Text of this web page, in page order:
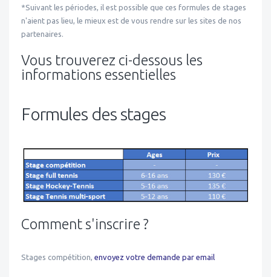
*Suivant les périodes, il est possible que ces formules de stages
n'aient pas lieu, le mieux est de vous rendre sur les sites de nos
partenaires.
Vous trouverez ci-dessous les
informations essentielles
Formules des stages
Comment s'inscrire ?
Stages compétition, envoyez votre demande par email